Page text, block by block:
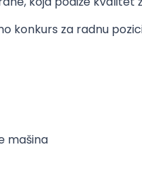
konkurs za radnu
mašina